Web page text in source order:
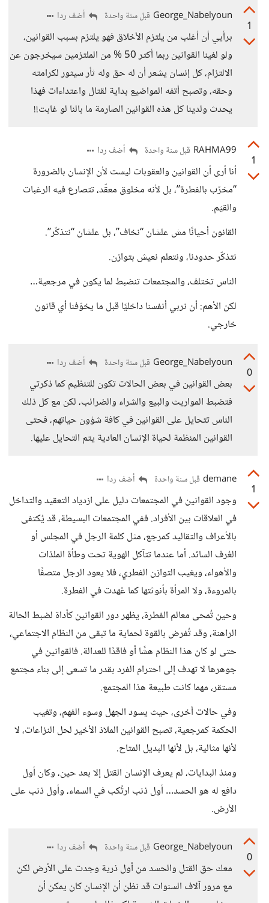
1
George_Nabelyoun قبل سنة واحدة أضف ردا
برأيي أن أغلب من يلتزم الأخلاق فهو يلتزم بسبب القوانين،
ولو لغينا القوانين ربما أكثر 50 % من الملتزمين سيخرجون عن
الالتزام، كل إنسان يشعر أن له حق وله ثأر سيثور لكرامته
وحقه، وتصبح أتفه المواضيع بداية لقتال واعتداءات فهذا
يحدث ولدينا كل هذه القوانين الصارمة ما بالنا لو غابت!!
1
RAHMA99 قبل سنة واحدة أضف ردا
أنا أرى أن القوانين والعقوبات ليست لأن الإنسان بالضرورة
“مخرّب بالفطرة”، بل لأنه مخلوق معقّد، تتصارع فيه الرغبات
والقيَم.
القانون أحيانًا مش علشان “نخاف”، بل علشان “نتذكّر”.
نتذكّر حدودنا، ونتعلم نعيش بتوازن.
الناس تختلف، والمجتمعات تنضبط لما يكون في مرجعية…
لكن الأهم: أن نربي أنفسنا داخليًا قبل ما يخوّفنا أي قانون
خارجي.
0
George_Nabelyoun قبل سنة واحدة أضف ردا
بعض القوانين في بعض الحالات تكون للتنظيم كما ذكرتي
فتضبط المواريث والبيع والشراء والضرائب، لكن مع كل ذلك
الناس تتحايل على القوانين في كافة شؤون حياتهم، فحتى
القوانين المنظمة لحياة الإنسان العادية يتم التحايل عليها.
1
demane قبل سنة واحدة أضف ردا
وجود القوانين في المجتمعات دليل على ازدياد التعقيد والتداخل
في العلاقات بين الأفراد. ففي المجتمعات البسيطة، قد يُكتفى
بالأعراف والتقاليد كمرجع، مثل كلمة الرجل في المجلس أو
العُرف السائد. أما عندما تتآكل الهوية تحت وطأة الملذات
والأهواء، ويغيب التوازن الفطري، فلا يعود الرجل متصفًا
بالمروءة، ولا المرأة بأنوثتها كما عُهدت في الفطرة.
وحين تُمحى معالم الفطرة، يظهر دور القوانين كأداة لضبط الحالة
الراهنة، وقد تُفرض بالقوة لحماية ما تبقى من النظام الاجتماعي،
حتى لو كان هذا النظام هشًا أو فاقدًا للعدالة. فالقوانين في
جوهرها لا تهدف إلى احترام الفرد بقدر ما تسعى إلى بناء مجتمع
مستقر، مهما كانت طبيعة هذا المجتمع.
وفي حالات أخرى، حيث يسود الجهل وسوء الفهم، وتغيب
الحكمة كمرجعية، تصبح القوانين الملاذ الأخير لحل النزاعات، لا
لأنها مثالية، بل لأنها البديل المتاح.
ومنذ البدايات، لم يعرف الإنسان القتل إلا بعد حين، وكان أول
دافع له هو الحسد… أول ذنب ارتُكب في السماء، وأول ذنب على
الأرض.
0
George_Nabelyoun قبل سنة واحدة أضف ردا
معك حق القتل والحسد من أول ذرية وجدت على الأرض لكن
مع مرور آلاف السنوات قد نظن أن الإنسان كان يمكن أن